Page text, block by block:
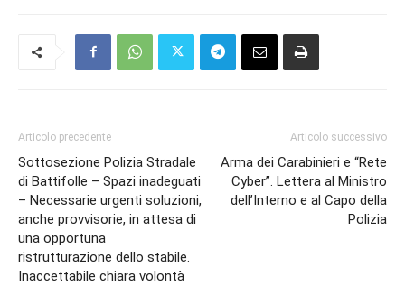
Articolo precedente
Sottosezione Polizia Stradale
di Battifolle – Spazi inadeguati
– Necessarie urgenti soluzioni,
anche provvisorie, in attesa di
una opportuna
ristrutturazione dello stabile.
Inaccettabile chiara volontà
Articolo successivo
Arma dei Carabinieri e “Rete
Cyber”. Lettera al Ministro
dell’Interno e al Capo della
Polizia